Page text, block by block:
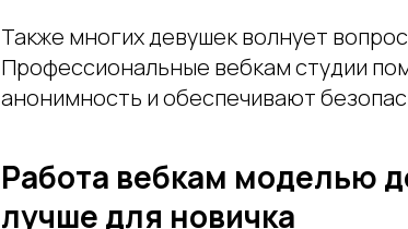
Также многих девушек волнует
Профессиональные вебкам студии
анонимность и обеспечивают
Работа вебкам моделью
лучше для новичка